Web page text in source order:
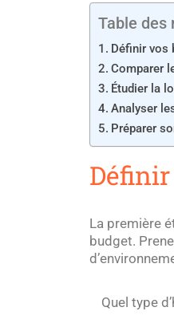
Table des
Définir vos
Comparer
Étudier la
Analyser
Préparer
La première
budget.
Quel type